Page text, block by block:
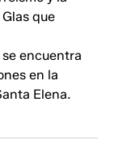
que
encuentra
en la
Elena.